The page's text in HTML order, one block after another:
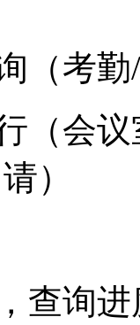
（考
（会
）
，查